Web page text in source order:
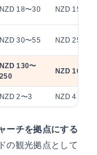
NZD 18〜30 NZD 15〜25
NZD 30〜55 NZD 25〜45
NZD 130〜
250
NZD 100〜
NZD 2〜3 NZD 4
ーチを拠点にする
の観光拠点として